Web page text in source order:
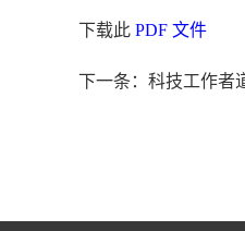
下载此 PDF 文件
下一条：科技工作者